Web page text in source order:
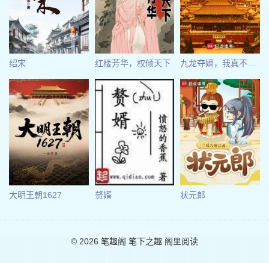
绍宋 红楼芳华，权倾天下
大明王朝1627 赘婿 状元郎
© 2026 笔趣阁 笔下之趣 阁里阅读